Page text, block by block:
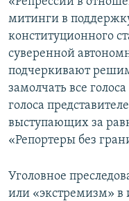
митинги в
конституционного
суверенной
подчеркивают
замолчать все
голоса
выступающих за
«Репортеры без
Уголовное
или «экстремизм» в